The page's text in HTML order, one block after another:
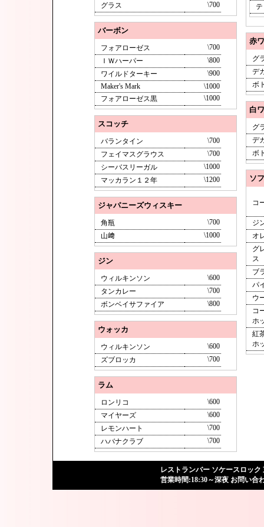
グラス \700
バーボン
フォアローゼス
\700
ＩＷハーパー
\800
ワイルドターキー
\900
Maker's Mark
\1000
フォアローゼス黒
\1000
スコッチ
バランタイン
\700
フェイマスグラウス
\700
シーバスリーガル
\1000
マッカラン１２年
\1200
ジャパニーズウィスキー
角瓶
\700
山﨑
\1000
ジン
ウィルキンソン
\600
タンカレー
\700
ボンベイサファイア
\800
ウォッカ
ウィルキンソン
\600
ズブロッカ
\700
ラム
ロンリコ
\600
マイヤーズ
\600
レモンハート
\700
ハバナクラブ
\700
赤
グ
デ
ボ
白
グ
デ
ボ
ソ
コ
ジ
オ
グ
ス
ブ
パ
ウ
コ
ホ
紅
ホ
レストランバー ソケースロック
営業時間:18:30～深夜 お問い合